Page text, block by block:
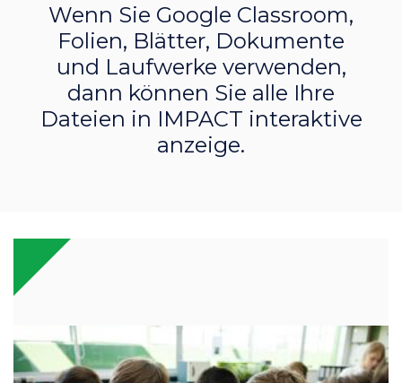
Wenn Sie Google Classroom,
Folien, Blätter, Dokumente
und Laufwerke verwenden,
dann können Sie alle Ihre
Dateien in IMPACT interaktive
anzeige.